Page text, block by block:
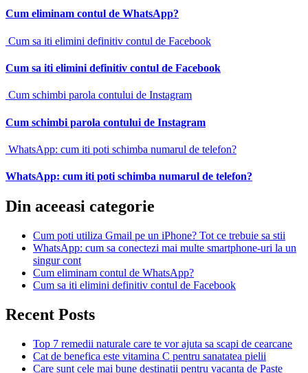
Cum eliminam contul de WhatsApp?
Cum sa iti elimini definitiv contul de Facebook
Cum sa iti elimini definitiv contul de Facebook
Cum schimbi parola contului de Instagram
Cum schimbi parola contului de Instagram
WhatsApp: cum iti poti schimba numarul de telefon?
WhatsApp: cum iti poti schimba numarul de telefon?
Din aceeasi categorie
Cum poti utiliza Gmail pe un iPhone? Tot ce trebuie sa stii
WhatsApp: cum sa conectezi mai multe smartphone-uri la un
singur cont
Cum eliminam contul de WhatsApp?
Cum sa iti elimini definitiv contul de Facebook
Recent Posts
Top 7 remedii naturale care te vor ajuta sa scapi de cearcane
Cat de benefica este vitamina C pentru sanatatea pielii
Care sunt cele mai bune destinatii pentru vacanta de Paste